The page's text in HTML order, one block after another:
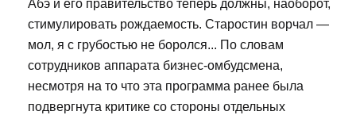
Абэ и его правительство теперь должны, наоборот,
стимулировать рождаемость. Старостин ворчал —
мол, я с грубостью не боролся... По словам
сотрудников аппарата бизнес-омбудсмена,
несмотря на то что эта программа ранее была
подвергнута критике со стороны отдельных